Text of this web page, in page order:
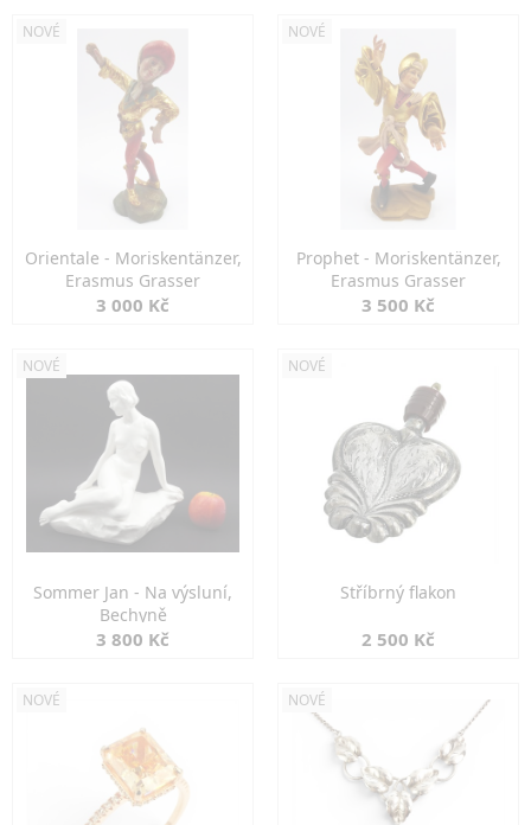
NOVÉ
Orientale - Moriskentänzer,
Erasmus Grasser
3 000 Kč
NOVÉ
Prophet - Moriskentänzer,
Erasmus Grasser
3 500 Kč
NOVÉ
Sommer Jan - Na výsluní,
Bechyně
3 800 Kč
NOVÉ
Stříbrný flakon
2 500 Kč
NOVÉ NOVÉ